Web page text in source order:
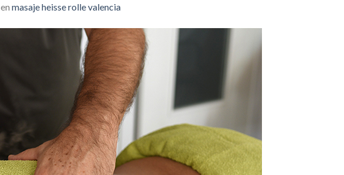
en masaje heisse rolle valencia